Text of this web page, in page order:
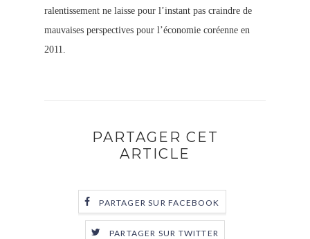
ralentissement ne laisse pour l’instant pas craindre de
mauvaises perspectives pour l’économie coréenne en
2011.
PARTAGER CET
ARTICLE
PARTAGER SUR FACEBOOK
PARTAGER SUR TWITTER